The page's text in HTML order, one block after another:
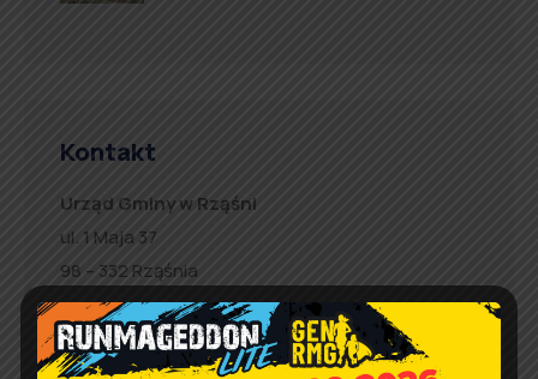
Kontakt
Urząd Gminy w Rząśni
ul. 1 Maja 37
98 – 332 Rząśnia
e-doręczenia:AE:PL-57726-56911-GBSAJ-23
adres email:gmina@rzasnia.pl